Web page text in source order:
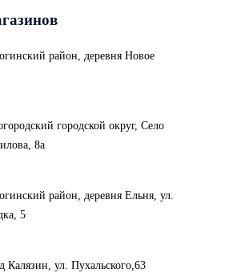
район, деревня Новое
городской округ, Село
8а
район, деревня Ельня, ул.
5
Калязин, ул. Пухальского,63